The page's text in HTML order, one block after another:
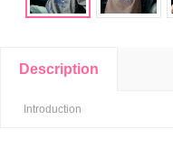
Description
Introduction